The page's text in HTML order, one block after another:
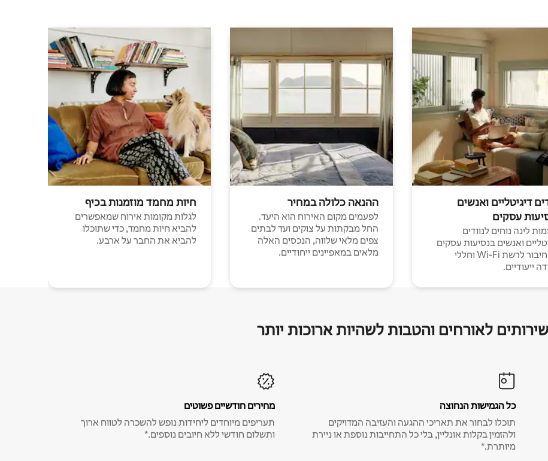
דיגיטליים ואנשים
עסקים
לינה נוחים לנוודים
ואנשים בנסיעות עסקים
עם חיבור לרשת Wi-Fi וחללי
ייעודיים.
ההנאה כלולה במחיר
לפעמים מקום האירוח הוא היעד.
החל מבקתות על צוקים ועד לבתים
צפים מלאי שלווה, הנכסים האלה
מלאים במאפיינים ייחודיים.
חיות מחמד מוזמנות בכיף
לגלות מקומות אירוח שמאפשרים
להביא חיות מחמד, כדי שתוכלו
להביא את החבר על ארבע.
שירותים לאורחים והטבות לשהיות ארוכות יותר
כל הגמישות הנחוצה
תוכלו לבחור את תאריכי ההגעה והעזיבה המדויקים
ולהזמין בקלות אונליין, בלי כל התחייבות נוספת או ניירת
מיותרת.*
מחירים חודשיים פשוטים
תעריפים מיוחדים ליחידות נופש להשכרה לטווח ארוך
ותשלום חודשי ללא חיובים נוספים.*